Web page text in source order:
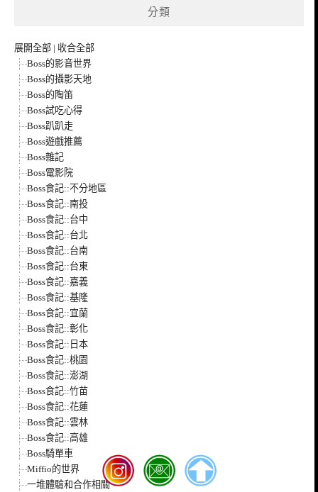
分類
展開全部 | 收合全部
Boss的影音世界
Boss的攝影天地
Boss的陶笛
Boss試吃心得
Boss趴趴走
Boss遊戲推薦
Boss雜記
Boss電影院
Boss食記::不分地區
Boss食記::南投
Boss食記::台中
Boss食記::台北
Boss食記::台南
Boss食記::台東
Boss食記::嘉義
Boss食記::基隆
Boss食記::宜蘭
Boss食記::彰化
Boss食記::日本
Boss食記::桃園
Boss食記::澎湖
Boss食記::竹苗
Boss食記::花蓮
Boss食記::雲林
Boss食記::高雄
Boss騎單車
Miffio的世界
一堆體驗和合作相關